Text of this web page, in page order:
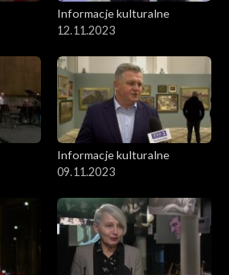
Informacje kulturalne
12.11.2023
Informacje kulturalne
09.11.2023